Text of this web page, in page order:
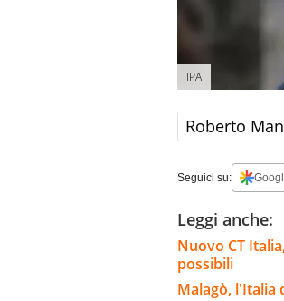
IPA
Roberto
Seguici su:
Leggi anche:
Nuovo CT
possibili
Malagò, l'Italia